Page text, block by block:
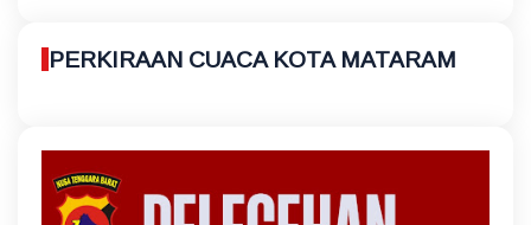
PERKIRAAN CUACA KOTA MATARAM